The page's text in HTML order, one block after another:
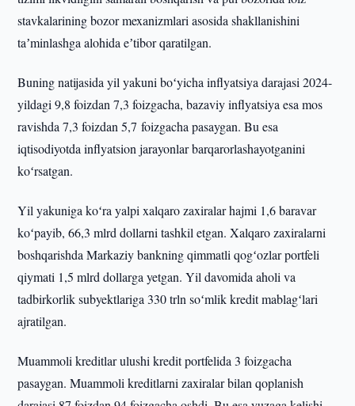
stavkalarining bozor mexanizmlari asosida shakllanishini
taʼminlashga alohida eʼtibor qaratilgan.
Buning natijasida yil yakuni boʻyicha inflyatsiya darajasi 2024-
yildagi 9,8 foizdan 7,3 foizgacha, bazaviy inflyatsiya esa mos
ravishda 7,3 foizdan 5,7 foizgacha pasaygan. Bu esa
iqtisodiyotda inflyatsion jarayonlar barqarorlashayotganini
koʻrsatgan.
Yil yakuniga koʻra yalpi xalqaro zaxiralar hajmi 1,6 baravar
koʻpayib, 66,3 mlrd dollarni tashkil etgan. Xalqaro zaxiralarni
boshqarishda Markaziy bankning qimmatli qogʻozlar portfeli
qiymati 1,5 mlrd dollarga yetgan. Yil davomida aholi va
tadbirkorlik subyektlariga 330 trln soʻmlik kredit mablagʻlari
ajratilgan.
Muammoli kreditlar ulushi kredit portfelida 3 foizgacha
pasaygan. Muammoli kreditlarni zaxiralar bilan qoplanish